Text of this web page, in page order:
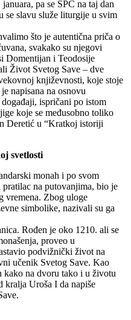
pa se SPC na taj dan
se slavu služe liturgije u svim
što je autentična priča o
svakako su njegovi
Domentijan i Teodosije
Život Svetog Save – dve
književnosti, koje stoje
napisana na osnovu
ispričani po istom
koje se međusobno toliko
Deretić u “Kratkoj istoriji
svetlosti
monah i po svom
na putovanjima, bio je
vremena. Zbog uloge
simbolike, nazivali su ga
Rođen je oko 1210. ali se
proveo u
podvižnički život na
učenik Svetog Save. Kao
kako na dvoru tako i u životu
kralja Uroša I da napiše